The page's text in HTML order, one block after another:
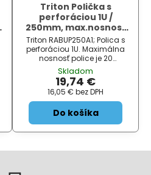
Triton Polička s
perforáciou 1U /
250mm, max.nosnost
20kg
Triton RABUP250A1; Polica s
perforáciou 1U. Maximálna
nosnosť police je 20
kg. ZÁKLADNÉ
ŠPECIFIKÁCIE; Farba:
čierna; Veľkosť: 19 ", hĺbka 250
mm; Dosť ...
Skladom
19,74 €
16,05 € bez DPH
Do košíka